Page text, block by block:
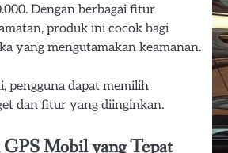
Dengan berbagai fitur
produk ini cocok bagi
yang mengutamakan keamanan.
pengguna dapat memilih
dan fitur yang diinginkan.
Mobil yang Tepat